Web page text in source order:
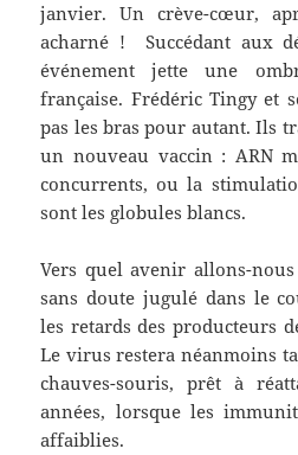
janvier. Un crève-cœur,
acharné ! Succédant aux
événement jette une
française. Frédéric Tingy et
pas les bras pour autant. Ils
un nouveau vaccin : ARN
concurrents, ou la
sont les globules blancs.
Vers quel avenir allons-nous
sans doute jugulé dans le
les retards des producteurs
Le virus restera néanmoins
chauves-souris, prêt à
années, lorsque les
affaiblies.